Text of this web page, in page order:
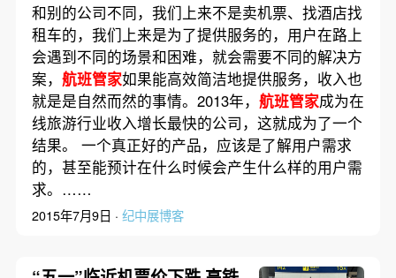
和别的公司不同，我们上来不是卖机票、找酒店找
租车的，我们上来是为了提供服务的，用户在路上
会遇到不同的场景和困难，就会需要不同的解决方
案， 航班管家如果能高效简洁地提供服务，收入也
就是是自然而然的事情。2013年， 航班管家成为在
线旅游行业收入增长最快的公司，这就成为了一个
结果。 一个真正好的产品，应该是了解用户需求
的，甚至能预计在什么时候会产生什么样的用户需
求。……
2015年7月9日 · 纪中展博客